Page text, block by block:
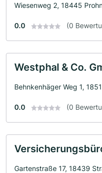
Wiesenweg 2, 18445
0.0 (0
Westphal & Co.
Behnkenhäger Weg 1,
0.0 (0
Gartenstraße 17, 18439